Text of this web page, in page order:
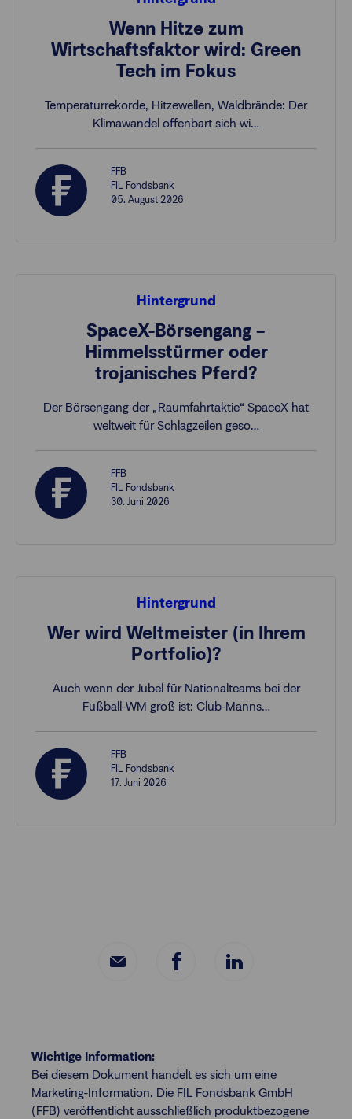
Wenn Hitze zum
Wirtschaftsfaktor wird: Green
Tech im Fokus
Temperaturrekorde, Hitzewellen, Waldbrände: Der
Klimawandel offenbart sich wi…
FFB
FIL Fondsbank
05. August 2026
Hintergrund
SpaceX-Börsengang –
Himmelsstürmer oder
trojanisches Pferd?
Der Börsengang der „Raumfahrtaktie“ SpaceX hat
weltweit für Schlagzeilen geso…
FFB
FIL Fondsbank
30. Juni 2026
Hintergrund
Wer wird Weltmeister (in Ihrem
Portfolio)?
Auch wenn der Jubel für Nationalteams bei der
Fußball-WM groß ist: Club-Manns…
FFB
FIL Fondsbank
17. Juni 2026
Wichtige Information:
Bei diesem Dokument handelt es sich um eine
Marketing-Information. Die FIL Fondsbank GmbH
(FFB) veröffentlicht ausschließlich produktbezogene